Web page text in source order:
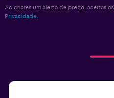
Ao criares um alerta de preço, aceitas os
Privacidade.